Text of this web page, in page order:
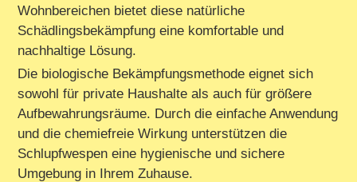
Wohnbereichen bietet diese natürliche
Schädlingsbekämpfung eine komfortable und
nachhaltige Lösung.
Die biologische Bekämpfungsmethode eignet sich
sowohl für private Haushalte als auch für größere
Aufbewahrungsräume. Durch die einfache Anwendung
und die chemiefreie Wirkung unterstützen die
Schlupfwespen eine hygienische und sichere
Umgebung in Ihrem Zuhause.